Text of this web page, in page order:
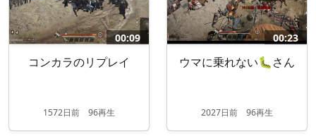
00:09
コンカラのリプレイ
1572日前 96再生
00:23
ウマに乗れない🐛さん
2027日前 96再生